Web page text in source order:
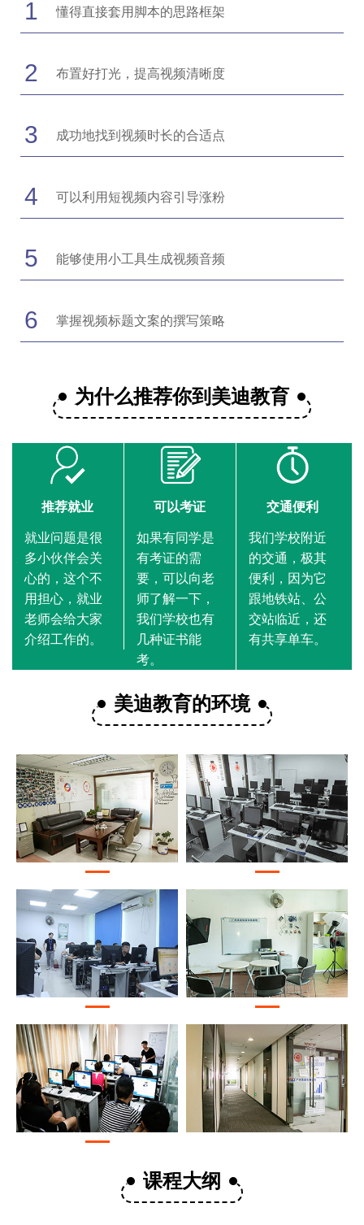
1 懂得直接套用脚本的思路框架
2 布置好打光，提高视频清晰度
3 成功地找到视频时长的合适点
4 可以利用短视频内容引导涨粉
5 能够使用小工具生成视频音频
6 掌握视频标题文案的撰写策略
为什么推荐你到美迪教育
推荐就业
就业问题是很
多小伙伴会关
心的，这个不
用担心，就业
老师会给大家
介绍工作的。
可以考证
如果有同学是
有考证的需
要，可以向老
师了解一下，
我们学校也有
几种证书能
考。
交通便利
我们学校附近
的交通，极其
便利，因为它
跟地铁站、公
交站临近，还
有共享单车。
美迪教育的环境
课程大纲